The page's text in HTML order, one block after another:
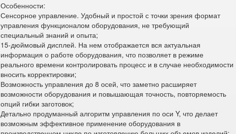
Особенности:
Сенсорное управление. Удобный и простой с точки зрения формат
управления функционалом оборудования, не требующий
специальный знаний и опыта;
15-дюймовый дисплей. На нем отображается вся актуальная
информация о работе оборудования, что позволяет в режиме
реального времени контролировать процесс и в случае необходимости
вносить корректировки;
Возможность управления до 8 осей, что заметно расширяет
возможности оборудования и повышающая точность, повторяемость
опций гибки заготовок;
Детально продуманный алгоритм управления по оси Y, что делает
возможным эффективное применение оборудования в